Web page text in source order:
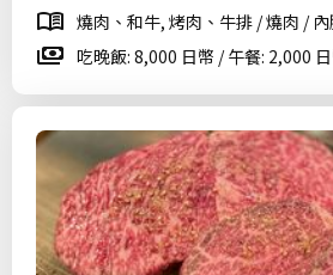
燒肉、和牛, 烤肉、牛排 / 燒肉 /
吃晚飯: 8,000 日幣 / 午餐: 2,000